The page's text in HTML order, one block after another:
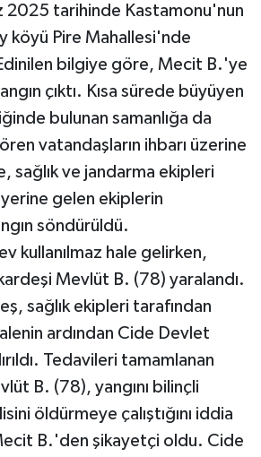
2025 tarihinde Kastamonu'nun
köyü Pire Mahallesi'nde
bilgiye göre, Mecit B.'ye
çıktı. Kısa sürede büyüyen
bulunan samanlığa da
vatandaşların ihbarı üzerine
sağlık ve jandarma ekipleri
gelen ekiplerin
söndürüldü.
kullanılmaz hale gelirken,
Mevlüt B. (78) yaralandı.
sağlık ekipleri tarafından
ardından Cide Devlet
Tedavileri tamamlanan
B. (78), yangını bilinçli
öldürmeye çalıştığını iddia
B.'den şikayetçi oldu. Cide